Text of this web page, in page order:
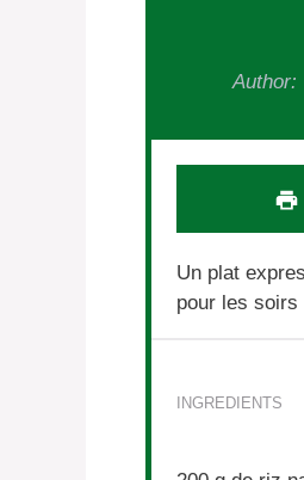
Author:
Un plat
pour les soirs
INGREDIENTS